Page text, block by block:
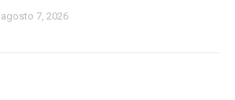
agosto 7, 2026